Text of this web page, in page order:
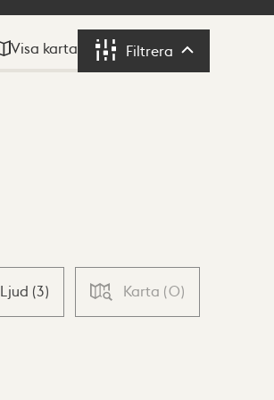
Visa karta Filtrera Filtrera
Ljud (3) Karta (0)